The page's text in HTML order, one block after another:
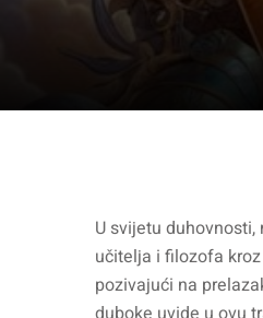
U svijetu
učitelja i filozofa
pozivajući na